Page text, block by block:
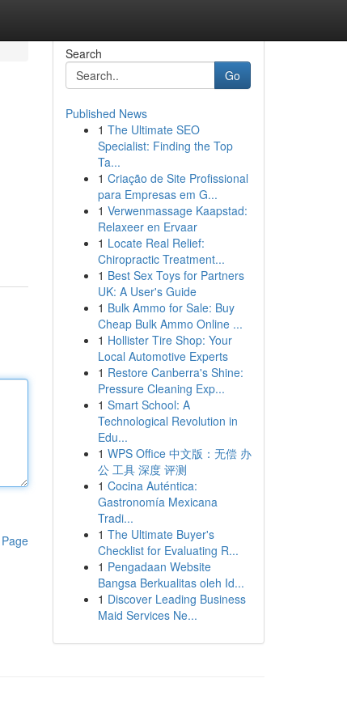
Search
Go
Published News
1 The Ultimate SEO
Specialist: Finding the Top
Ta...
1 Criação de Site Profissional
para Empresas em G...
1 Verwenmassage Kaapstad:
Relaxeer en Ervaar
1 Locate Real Relief:
Chiropractic Treatment...
1 Best Sex Toys for Partners
UK: A User's Guide
1 Bulk Ammo for Sale: Buy
Cheap Bulk Ammo Online ...
1 Hollister Tire Shop: Your
Local Automotive Experts
1 Restore Canberra's Shine:
Pressure Cleaning Exp...
1 Smart School: A
Technological Revolution in
Edu...
1 WPS Office 中文版：无偿 办
公 工具 深度 评测
1 Cocina Auténtica:
Gastronomía Mexicana
Tradi...
1 The Ultimate Buyer's
Checklist for Evaluating R...
1 Pengadaan Website
Bangsa Berkualitas oleh Id...
1 Discover Leading Business
Maid Services Ne...